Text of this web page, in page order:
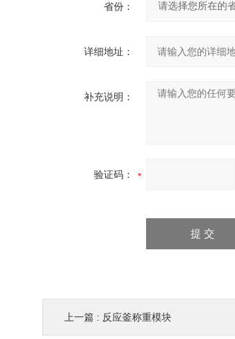
省份：
详细地址：
补充说明：
验证码：
上一篇 : 反应釜称重模块